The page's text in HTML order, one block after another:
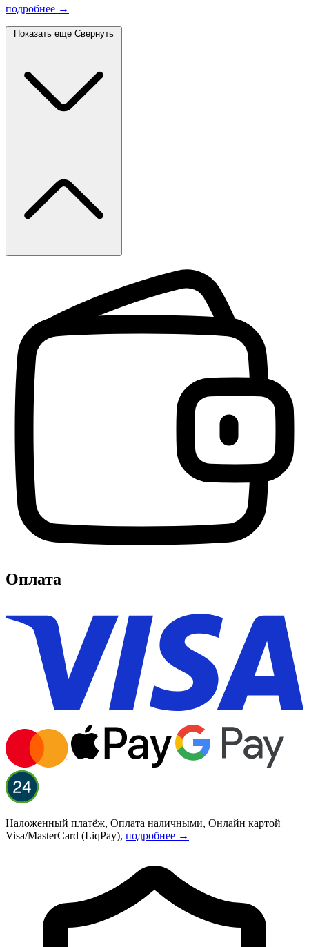
подробнее →
Показать еще Свернуть
Оплата
Наложенный платёж, Оплата наличными, Онлайн картой
Visa/MasterCard (LiqPay), подробнее →